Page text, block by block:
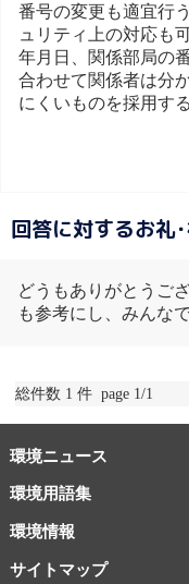
番号の変更も適宜行
ュリティ上の対応も
年月日、関係部局の
合わせて関係者は分
にくいものを採用す
回答に対するお礼
どうもありがとうご
も参考にし、みんな
総件数 1 件 page 1/1
環境ニュース
環境用語集
環境情報
サイトマップ